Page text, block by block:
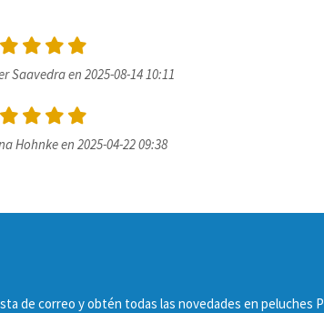
Saavedra en 2025-08-14 10:11
Hohnke en 2025-04-22 09:38
de correo y obtén todas las novedades en peluches